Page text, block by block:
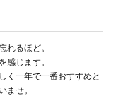
れるほど。
感じます。
く一年で一番おすすめと
ませ。